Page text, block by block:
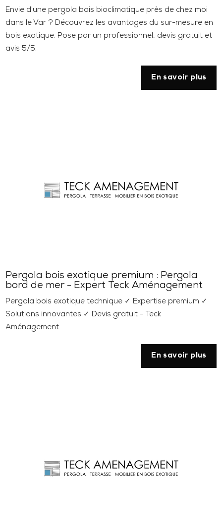
Envie d'une pergola bois bioclimatique près de chez moi
dans le Var ? Découvrez les avantages du sur-mesure en
bois exotique. Pose par un professionnel, devis gratuit et
avis 5/5.
En savoir plus
Pergola bois exotique premium : Pergola
bord de mer - Expert Teck Aménagement
Pergola bois exotique technique ✓ Expertise premium ✓
Solutions innovantes ✓ Devis gratuit - Teck
Aménagement
En savoir plus